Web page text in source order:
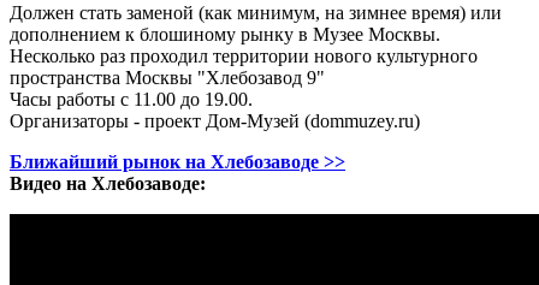
Должен стать заменой (как минимум, на зимнее время) или
дополнением к блошиному рынку в Музее Москвы.
Несколько раз проходил территории нового культурного
пространства Москвы "Хлебозавод 9"
Часы работы с 11.00 до 19.00.
Организаторы - проект Дом-Музей (dommuzey.ru)
Ближайший рынок на Хлебозаводе >>
Видео на Хлебозаводе: